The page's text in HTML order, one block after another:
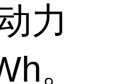
力
。